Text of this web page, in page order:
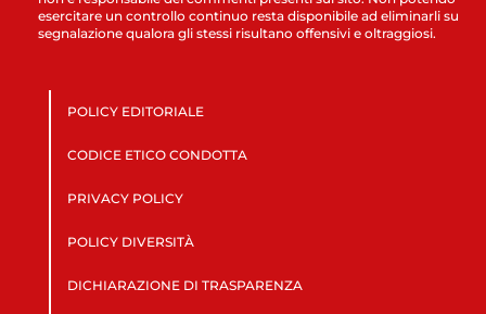
esercitare un controllo continuo resta disponibile ad eliminarli su
segnalazione qualora gli stessi risultano offensivi e oltraggiosi.
POLICY EDITORIALE
CODICE ETICO CONDOTTA
PRIVACY POLICY
POLICY DIVERSITÀ
DICHIARAZIONE DI TRASPARENZA